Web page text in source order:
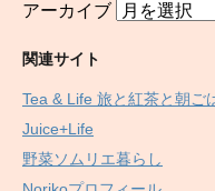
アーカイブ
関連サイト
Tea & Life 旅と紅茶と朝ご
Juice+Life
野菜ソムリエ暮らし